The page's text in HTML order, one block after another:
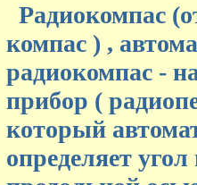
Радиокомпас
компас ) ,
радиокомпас -
прибор (
который
определяет